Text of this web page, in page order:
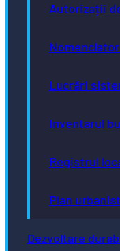
Autorizații
Lucrări
Inventarul
Registrul
Plan
Dezvoltare